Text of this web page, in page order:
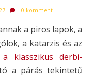
| 0 komment
a piros lapok, a
a katarzis és az
a klasszikus derbi-
a párás tekintetű